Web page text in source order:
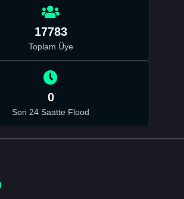
17783
Toplam Üye
0
Son 24 Saatte Flood